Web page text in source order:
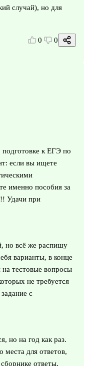
случай), но для
0 0
к ЕГЭ по
если вы ищете
именно пособия за
Удачи при
но всё же распишу
варианты, в конце
на тестовые вопросы
не требуется
с
но на год как раз.
места для ответов,
ответы.